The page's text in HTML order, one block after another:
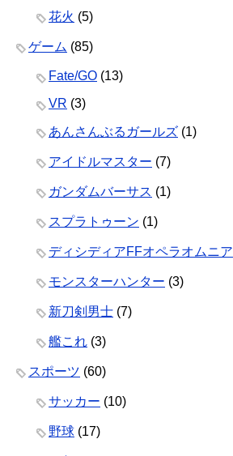
花火 (5)
ゲーム (85)
Fate/GO (13)
VR (3)
あんさんぶるガールズ (1)
アイドルマスター (7)
ガンダムバーサス (1)
スプラトゥーン (1)
ディシディアFFオペラオムニア
モンスターハンター (3)
新刀剣男士 (7)
艦これ (3)
スポーツ (60)
サッカー (10)
野球 (17)